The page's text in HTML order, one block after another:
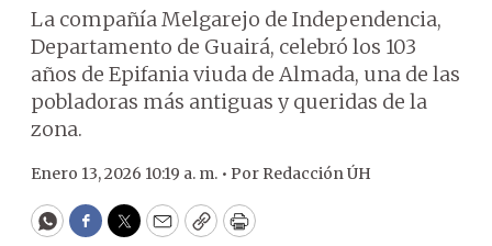
La compañía Melgarejo de Independencia,
Departamento de Guairá, celebró los 103
años de Epifania viuda de Almada, una de las
pobladoras más antiguas y queridas de la
zona.
Enero 13, 2026 10:19 a. m. • Por Redacción ÚH
WhatsApp
Facebook
Twitter
EmailCopyPrint